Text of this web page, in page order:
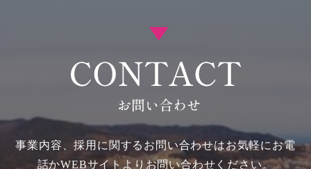
事業内容、採用に関するお問い合わせはお気軽にお電
話かWEBサイトよりお問い合わせください。